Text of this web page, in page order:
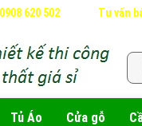
620 502 Tư vấn
Tủ Áo Cửa gỗ